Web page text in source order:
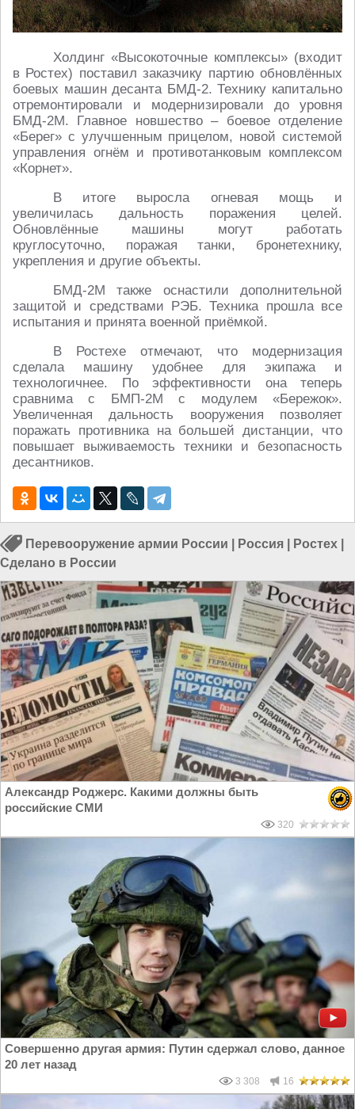
Холдинг «Высокоточные комплексы» (входит
в Ростех) поставил заказчику партию обновлённых
боевых машин десанта БМД-2. Технику капитально
отремонтировали и модернизировали до уровня
БМД-2М. Главное новшество – боевое отделение
«Берег» с улучшенным прицелом, новой системой
управления огнём и противотанковым комплексом
«Корнет».
В итоге выросла огневая мощь и
увеличилась дальность поражения целей.
Обновлённые машины могут работать
круглосуточно, поражая танки, бронетехнику,
укрепления и другие объекты.
БМД-2М также оснастили дополнительной
защитой и средствами РЭБ. Техника прошла все
испытания и принята военной приёмкой.
В Ростехе отмечают, что модернизация
сделала машину удобнее для экипажа и
технологичнее. По эффективности она теперь
сравнима с БМП-2М с модулем «Бережок».
Увеличенная дальность вооружения позволяет
поражать противника на большей дистанции, что
повышает выживаемость техники и безопасность
десантников.
Перевооружение армии России Россия Ростех
Сделано в России
Александр Роджерс. Какими должны быть
российские СМИ
320
Совершенно другая армия: Путин сдержал слово, данное
20 лет назад
3 308 16